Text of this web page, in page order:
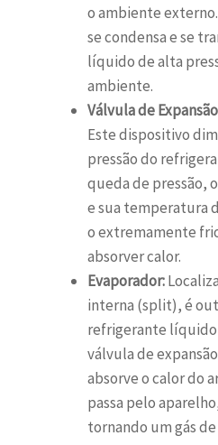
o ambiente
se condensa e se
líquido de alta
ambiente.
Válvula de
Este dispositivo
pressão do
queda de pressão,
e sua temperatura
o extremamente
absorver calor.
Evaporador:
interna (split), é
refrigerante líquido
válvula de
absorve o calor do
passa pelo
tornando um gás